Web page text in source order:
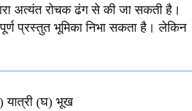
अत्यंत रोचक ढंग से की जा सकती है।
प्रस्तुत भूमिका निभा सकता है। लेकिन
यात्री (घ) भूख​